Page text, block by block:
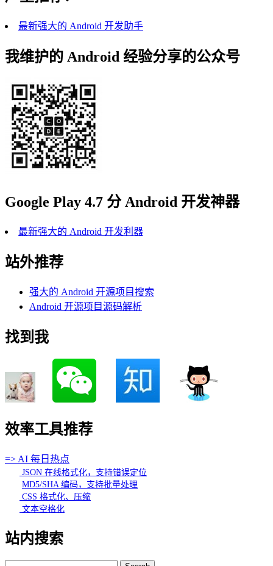
最新强大的 Android 开发助手
我维护的 Android 经验分享的公众号
Google Play 4.7 分 Android 开发神器
最新强大的 Android 开发利器
站外推荐
强大的 Android 开源项目搜索
Android 开源项目源码解析
找到我
效率工具推荐
=> AI 每日热点
JSON 在线格式化，支持错误定位
MD5/SHA 编码，支持批量处理
CSS 格式化、压缩
文本空格化
站内搜索